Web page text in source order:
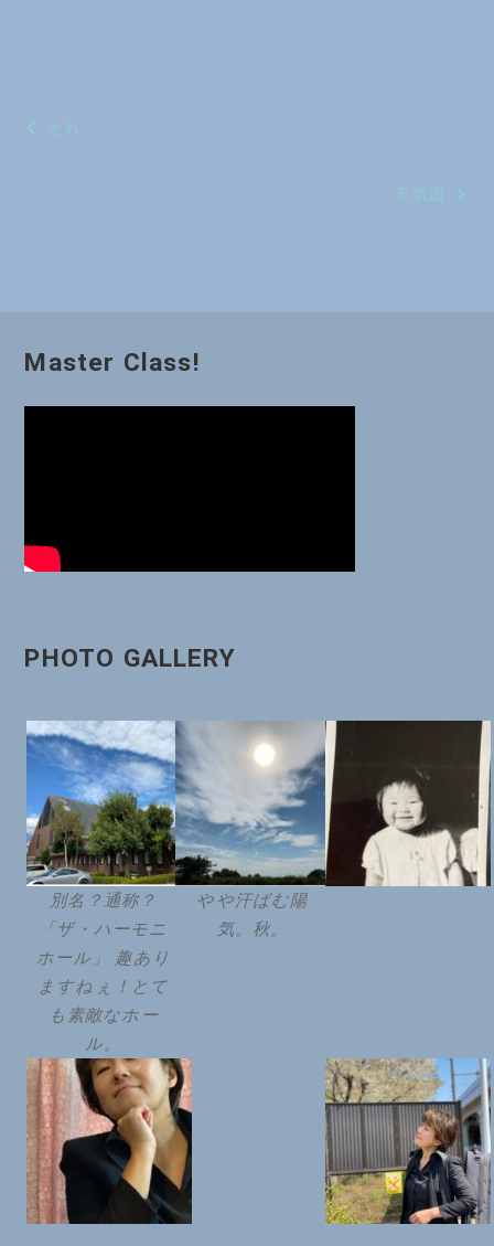
投
どれ
天気図
Master Class!
PHOTO GALLERY
別名？通称？
「ザ・ハーモニ
ホール」 趣あり
ますねぇ！とて
も素敵なホー
ル。
やや汗ばむ陽
気。秋。